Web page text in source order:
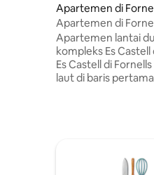
Apartemen di
Apartemen di
Apartemen lantai
kompleks Es Castell di
Es Castell di
laut di baris
apartemen Anda
pemandangan
Apartemen ini
dengan tempat